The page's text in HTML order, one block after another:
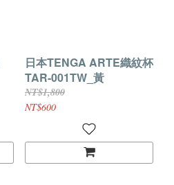
日本TENGA ARTE織紋杯
TAR-001TW_黃
NT$1,800
NT$600